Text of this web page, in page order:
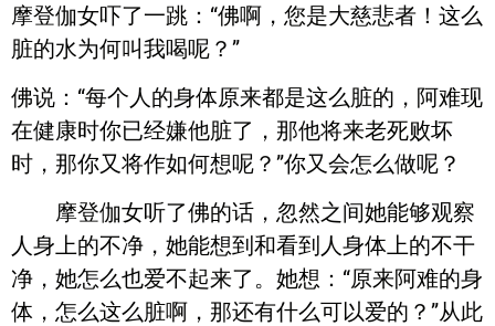
摩登伽女吓了一跳：“佛啊，您是大慈悲者！这么
脏的水为何叫我喝呢？”
佛说：“每个人的身体原来都是这么脏的，阿难现
在健康时你已经嫌他脏了，那他将来老死败坏
时，那你又将作如何想呢？”你又会怎么做呢？
摩登伽女听了佛的话，忽然之间她能够观察
人身上的不净，她能想到和看到人身体上的不干
净，她怎么也爱不起来了。她想：“原来阿难的身
体，怎么这么脏啊，那还有什么可以爱的？”从此